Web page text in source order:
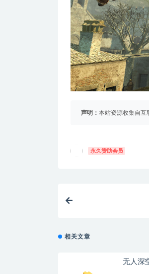
声明： 本站资源收集自互
永久赞助会员
相关文章
无人深